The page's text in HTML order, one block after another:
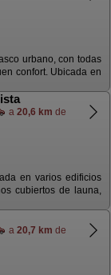
urbano, con todas
confort. Ubicada en
a 20,6 km de
en varios edificios
cubiertos de launa,
a 20,7 km de